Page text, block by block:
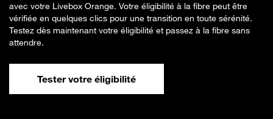
avec votre Livebox Orange. Votre éligibilité à la fibre peut être
vérifiée en quelques clics pour une transition en toute sérénité.
Testez dès maintenant votre éligibilité et passez à la fibre sans
attendre.
Tester votre éligibilité